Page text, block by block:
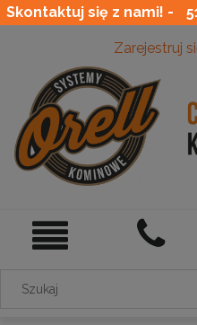
Skontaktuj się z nami! -
Zarejestruj